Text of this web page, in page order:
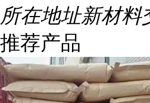
所在地址新材料
推荐产品